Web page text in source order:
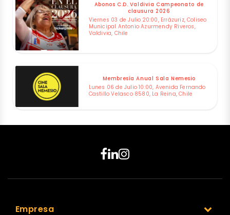
Abonos C.D. Valdivia Campeonato de
clausura 2026
Viernes 03 de Julio 20:00, Errázuriz, Coliseo
Municipal Antonio Azurmendy Riveros,
Valdivia, Chile
Membresía Anual Sala Nemesio
Lunes 06 de Julio 10:00, Avenida Fernando
Castillo Velasco 8580, La Reina, Chile
Empresa